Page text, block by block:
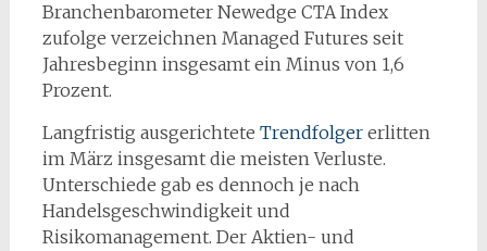
Branchenbarometer Newedge CTA Index
zufolge verzeichnen Managed Futures seit
Jahresbeginn insgesamt ein Minus von 1,6
Prozent.
Langfristig ausgerichtete Trendfolgererlitten
im März insgesamt die meisten Verluste.
Unterschiede gab es dennoch je nach
Handelsgeschwindigkeit und
Risikomanagement. Der Aktien- und